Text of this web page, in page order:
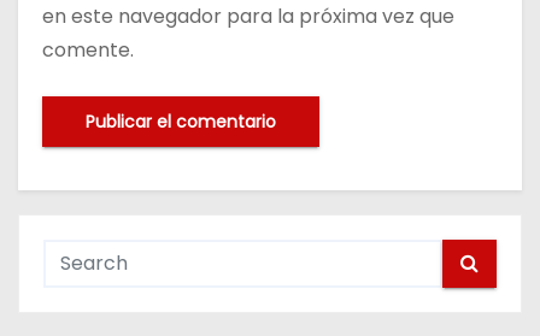
en este navegador para la próxima vez que
comente.